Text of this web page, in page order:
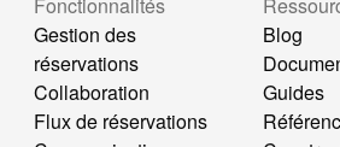
Gestion des
réservations
Collaboration
Flux de réservations
Blog
Guides